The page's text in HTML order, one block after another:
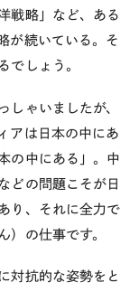
戦略」など、ある
が続いている。そ
でしょう。
ゃいましたが、
アは日本の中にあ
の中にある」。中
どの問題こそが日
り、それに全力で
）の仕事です。
対抗的な姿勢をと